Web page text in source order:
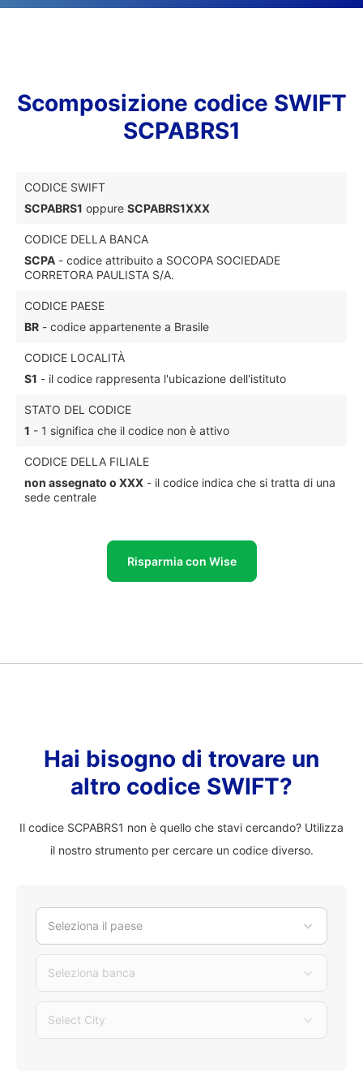
Scomposizione codice SWIFT
SCPABRS1
CODICE SWIFT
SCPABRS1 oppure SCPABRS1XXX
CODICE DELLA BANCA
SCPA - codice attribuito a SOCOPA SOCIEDADE
CORRETORA PAULISTA S/A.
CODICE PAESE
BR - codice appartenente a Brasile
CODICE LOCALITÀ
S1 - il codice rappresenta l'ubicazione dell'istituto
STATO DEL CODICE
1 - 1 significa che il codice non è attivo
CODICE DELLA FILIALE
non assegnato o XXX - il codice indica che si tratta di una
sede centrale
Risparmia con Wise
Hai bisogno di trovare un
altro codice SWIFT?
Il codice SCPABRS1 non è quello che stavi cercando? Utilizza
il nostro strumento per cercare un codice diverso.
Seleziona il paese
Seleziona banca
Select City